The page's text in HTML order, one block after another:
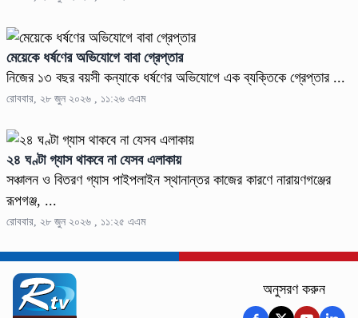
মেয়েকে ধর্ষণের অভিযোগে বাবা গ্রেপ্তার
নিজের ১৩ বছর বয়সী কন্যাকে ধর্ষণের অভিযোগে এক ব্যক্তিকে গ্রেপ্তার ...
রোববার, ২৮ জুন ২০২৬ , ১১:২৬ এএম
২৪ ঘণ্টা গ্যাস থাকবে না যেসব এলাকায়
সঞ্চালন ও বিতরণ গ্যাস পাইপলাইন স্থানান্তর কাজের কারণে নারায়ণগঞ্জের
রূপগঞ্জ, ...
রোববার, ২৮ জুন ২০২৬ , ১১:২৫ এএম
অনুসরণ করুন